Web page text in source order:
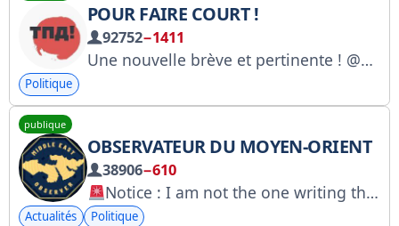
POUR FAIRE COURT !
92752−1411
Une nouvelle brève et pertinente ! @Zhendoas @politmanagertg https://gosuslugi.ru/snet/679b6b364fb9d46696bd22ea
Politique
publique
OBSERVATEUR DU MOYEN-ORIENT
38906−610
Notice : I am not the one writing the messages. This is the live feed from my Palestinian sources 24/7 News reporting live from Palestine. Everything posted on the channel is not my own, these are the words of my sources.
Actualités Politique